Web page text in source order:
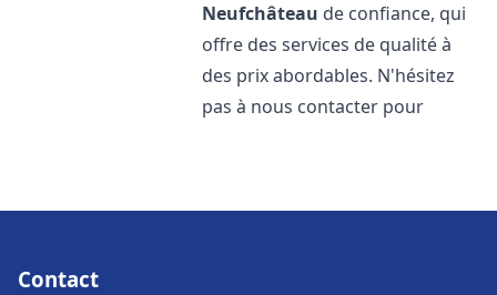
Neufchâteau de confiance, qui
offre des services de qualité à
des prix abordables. N'hésitez
pas à nous contacter pour
Contact